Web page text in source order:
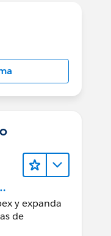
y expanda
de